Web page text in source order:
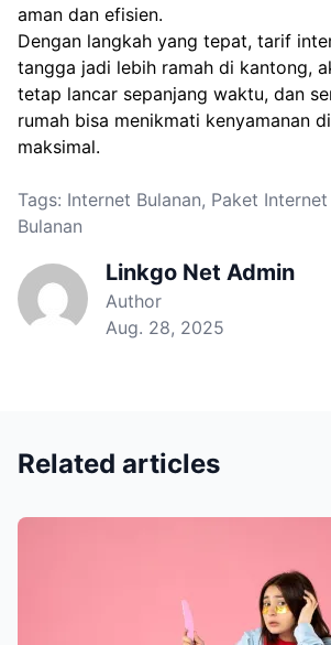
aman dan efisien.
Dengan langkah yang tepat, tarif
tangga jadi lebih ramah di kantong,
tetap lancar sepanjang waktu, dan
rumah bisa menikmati kenyamanan
maksimal.
Tags: Internet Bulanan, Paket
Bulanan
Linkgo Net Admin
Author
Aug. 28, 2025
Related articles